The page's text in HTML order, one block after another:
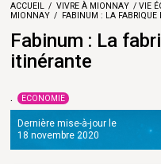
ACCUEIL VIVRE À MIONNAY VIE
MIONNAY
FABINUM : LA
Fabinum : La
itinérante
ECONOMIE
Dernière mise-à-jour le
18 novembre 2020